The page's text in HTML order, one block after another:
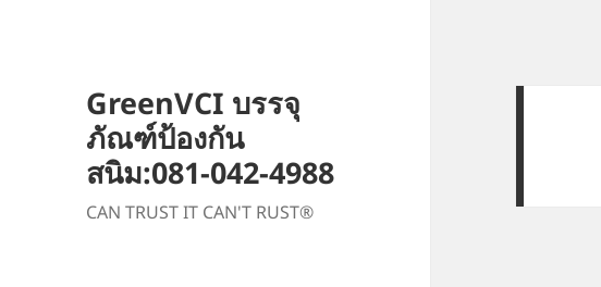
GreenVCI บรรจุ
ภัณฑ์ป้องกัน
สนิม:081-042-4988
CAN TRUST IT CAN'T RUST®